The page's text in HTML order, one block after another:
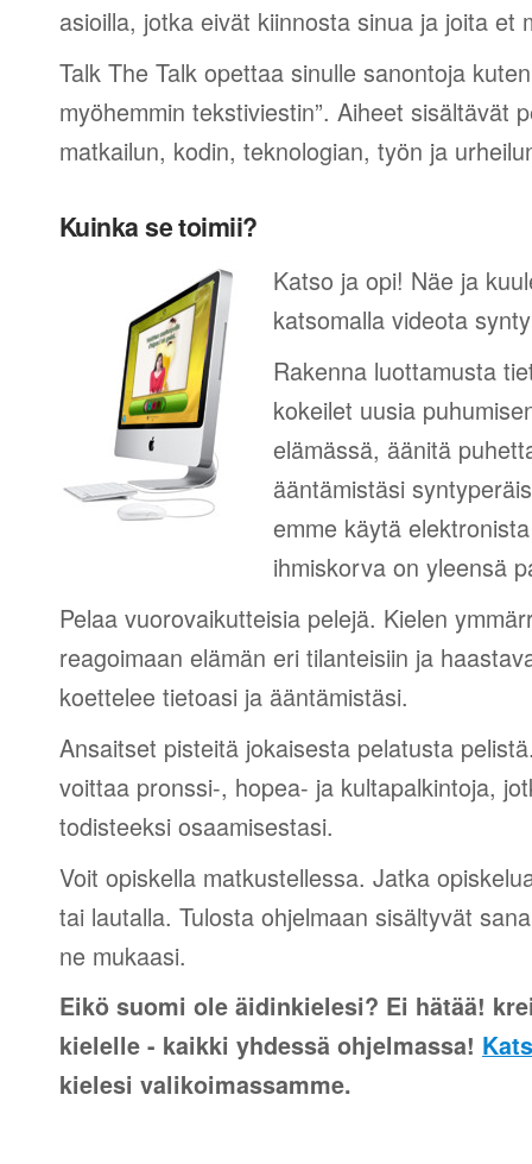
asioilla, jotka eivät kiinnosta sinua ja joita et
Talk The Talk opettaa sinulle sanontoja
myöhemmin tekstiviestin”. Aiheet sisältävät
matkailun, kodin, teknologian, työn ja
Kuinka se toimii?
Katso ja opi! Näe ja
katsomalla videota
Rakenna luottamusta
kokeilet uusia
elämässä, äänitä
ääntämistäsi
emme käytä
ihmiskorva on yleensä
Pelaa vuorovaikutteisia pelejä. Kielen
reagoimaan elämän eri tilanteisiin ja
koettelee tietoasi ja ääntämistäsi.
Ansaitset pisteitä jokaisesta pelatusta
voittaa pronssi-, hopea- ja kultapalkintoja,
todisteeksi osaamisestasi.
Voit opiskella matkustellessa. Jatka
tai lautalla. Tulosta ohjelmaan sisältyvät
ne mukaasi.
Eikö suomi ole äidinkielesi? Ei hätää!
kielelle - kaikki yhdessä ohjelmassa!
kielesi valikoimassamme.